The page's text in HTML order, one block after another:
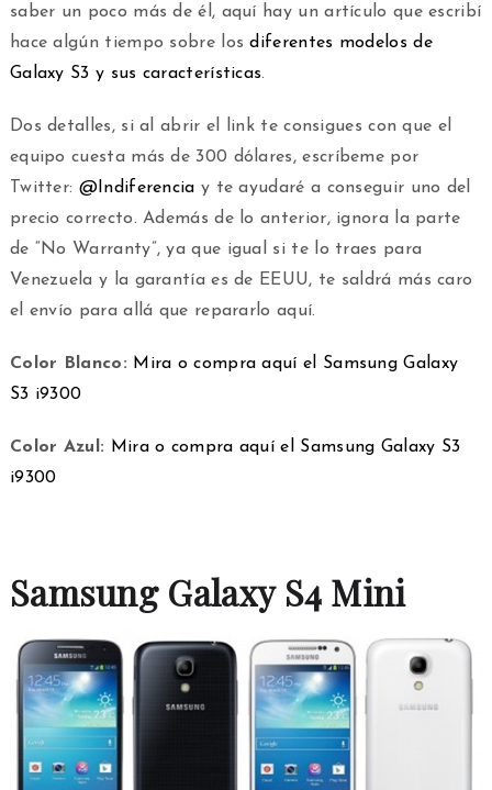
saber un poco más de él, aquí hay un artículo que escribí
hace algún tiempo sobre losdiferentes modelos de
Galaxy S3 y sus características.
Dos detalles, si al abrir el link te consigues con que el
equipo cuesta más de 300 dólares, escríbeme por
Twitter: @Indiferencia y te ayudaré a conseguir uno del
precio correcto. Además de lo anterior, ignora la parte
de “No Warranty”, ya que igual si te lo traes para
Venezuela y la garantía es de EEUU, te saldrá más caro
el envío para allá que repararlo aquí.
Color Blanco: Mira o compra aquí el Samsung Galaxy
S3 i9300
Color Azul:
Mira o compra aquí el Samsung Galaxy S3
i9300
Samsung Galaxy S4 Mini